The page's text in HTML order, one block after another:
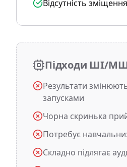
Відсутність
Підходи ШІ/
Результати
запусками
Чорна скринька
Потребує
Складно підлягає